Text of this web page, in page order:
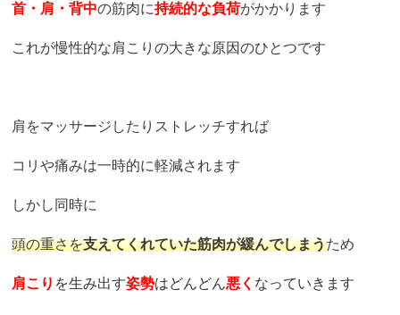
首・肩・背中の筋肉に持続的な負荷がかかります
これが慢性的な肩こりの大きな原因のひとつです
肩をマッサージしたりストレッチすれば
コリや痛みは一時的に軽減されます
しかし同時に
頭の重さを支えてくれていた筋肉が緩んでしまうため
肩こり を生み出す姿勢はどんどん悪く なっていきます